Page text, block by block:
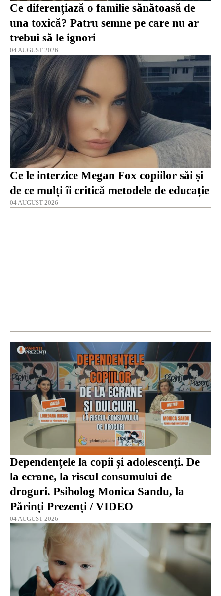
Ce diferențiază o familie sănătoasă de
una toxică? Patru semne pe care nu ar
trebui să le ignori
04 AUGUST 2026
Ce le interzice Megan Fox copiilor săi și
de ce mulți îi critică metodele de educație
04 AUGUST 2026
Dependențele la copii și adolescenți. De
la ecrane, la riscul consumului de
droguri. Psiholog Monica Sandu, la
Părinți Prezenți / VIDEO
04 AUGUST 2026